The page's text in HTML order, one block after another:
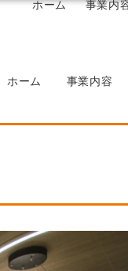
ホーム 事業内容
ホーム 事業内